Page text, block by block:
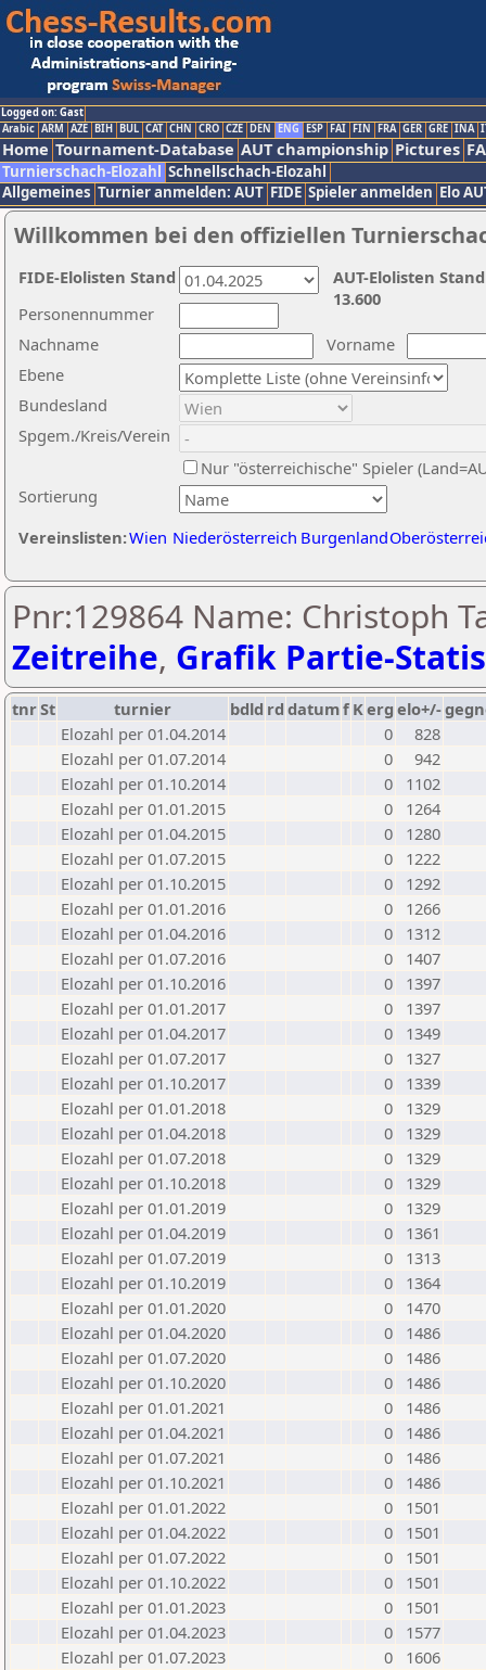
Logged on: Gast
Arabic ARM AZE BIH BUL CAT CHN CRO CZE DEN ENG ESP FAI FIN FRA GER GRE INA
Home Tournament-Database AUT championship Pictures
Turnierschach-Elozahl Schnellschach-Elozahl
Allgemeines Turnier anmelden: AUT FIDE Spieler anmelden Elo
Willkommen bei den offiziellen
Nachname
Vorname
Ebene
Sortierung
Personennummer
Bundesland
Spgem./Kreis/Verein
Nur "österreichische" Spieler
Vereinslisten:Wien Niederösterreich Burgenland
AUT-Elolisten
13.600
FIDE-Elolisten Stand
Pnr:129864 Name: Christoph
Zeitreihe, Grafik Partie-
tnrSt turnier bdld rd datumf Kerg elo+/-
Elozahl per 01.04.2014
0
828
Elozahl per 01.07.2014
0
942
Elozahl per 01.10.2014
0
1102
Elozahl per 01.01.2015
0
1264
Elozahl per 01.04.2015
0
1280
Elozahl per 01.07.2015
0
1222
Elozahl per 01.10.2015
0
1292
Elozahl per 01.01.2016
0
1266
Elozahl per 01.04.2016
0
1312
Elozahl per 01.07.2016
0
1407
Elozahl per 01.10.2016
0
1397
Elozahl per 01.01.2017
0
1397
Elozahl per 01.04.2017
0
1349
Elozahl per 01.07.2017
0
1327
Elozahl per 01.10.2017
0
1339
Elozahl per 01.01.2018
0
1329
Elozahl per 01.04.2018
0
1329
Elozahl per 01.07.2018
0
1329
Elozahl per 01.10.2018
0
1329
Elozahl per 01.01.2019
0
1329
Elozahl per 01.04.2019
0
1361
Elozahl per 01.07.2019
0
1313
Elozahl per 01.10.2019
0
1364
Elozahl per 01.01.2020
0
1470
Elozahl per 01.04.2020
0
1486
Elozahl per 01.07.2020
0
1486
Elozahl per 01.10.2020
0
1486
Elozahl per 01.01.2021
0
1486
Elozahl per 01.04.2021
0
1486
Elozahl per 01.07.2021
0
1486
Elozahl per 01.10.2021
0
1486
Elozahl per 01.01.2022
0
1501
Elozahl per 01.04.2022
0
1501
Elozahl per 01.07.2022
0
1501
Elozahl per 01.10.2022
0
1501
Elozahl per 01.01.2023
0
1501
Elozahl per 01.04.2023
0
1577
Elozahl per 01.07.2023
0
1606